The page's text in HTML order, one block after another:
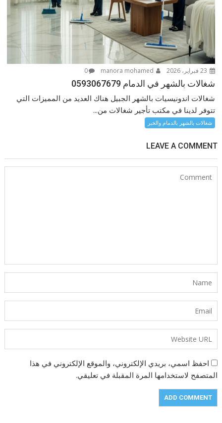
0
شغالات بالشهر في الدمام 0593067679
شغالات اندونيسيات بالشهر الجبيل هناك العديد من المميزات التي
تتوفر لدينا في مكتب تأجير شغالات من...
شغالات بالشهر بالدمام والخبر
LEAVE A COMMENT
احفظ اسمي، بريدي الإلكتروني، والموقع الإلكتروني في هذا
المتصفح لاستخدامها المرة المقبلة في تعليقي.